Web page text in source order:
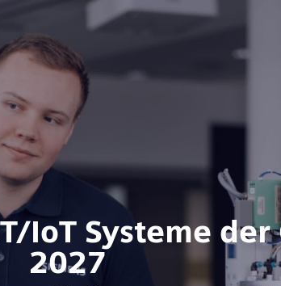
Systeme der
2027